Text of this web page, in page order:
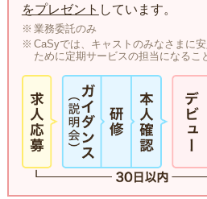
をプレゼント しています。
業務委託のみ
CaSyでは、キャストのみなさまに
ために定期サービスの担当になるこ